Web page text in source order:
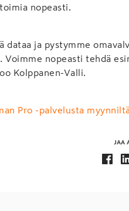
nopeasti.
dataa ja pystymme
Voimme nopeasti tehdä
Kolppanen-Valli.
Pro -palvelusta
JAA